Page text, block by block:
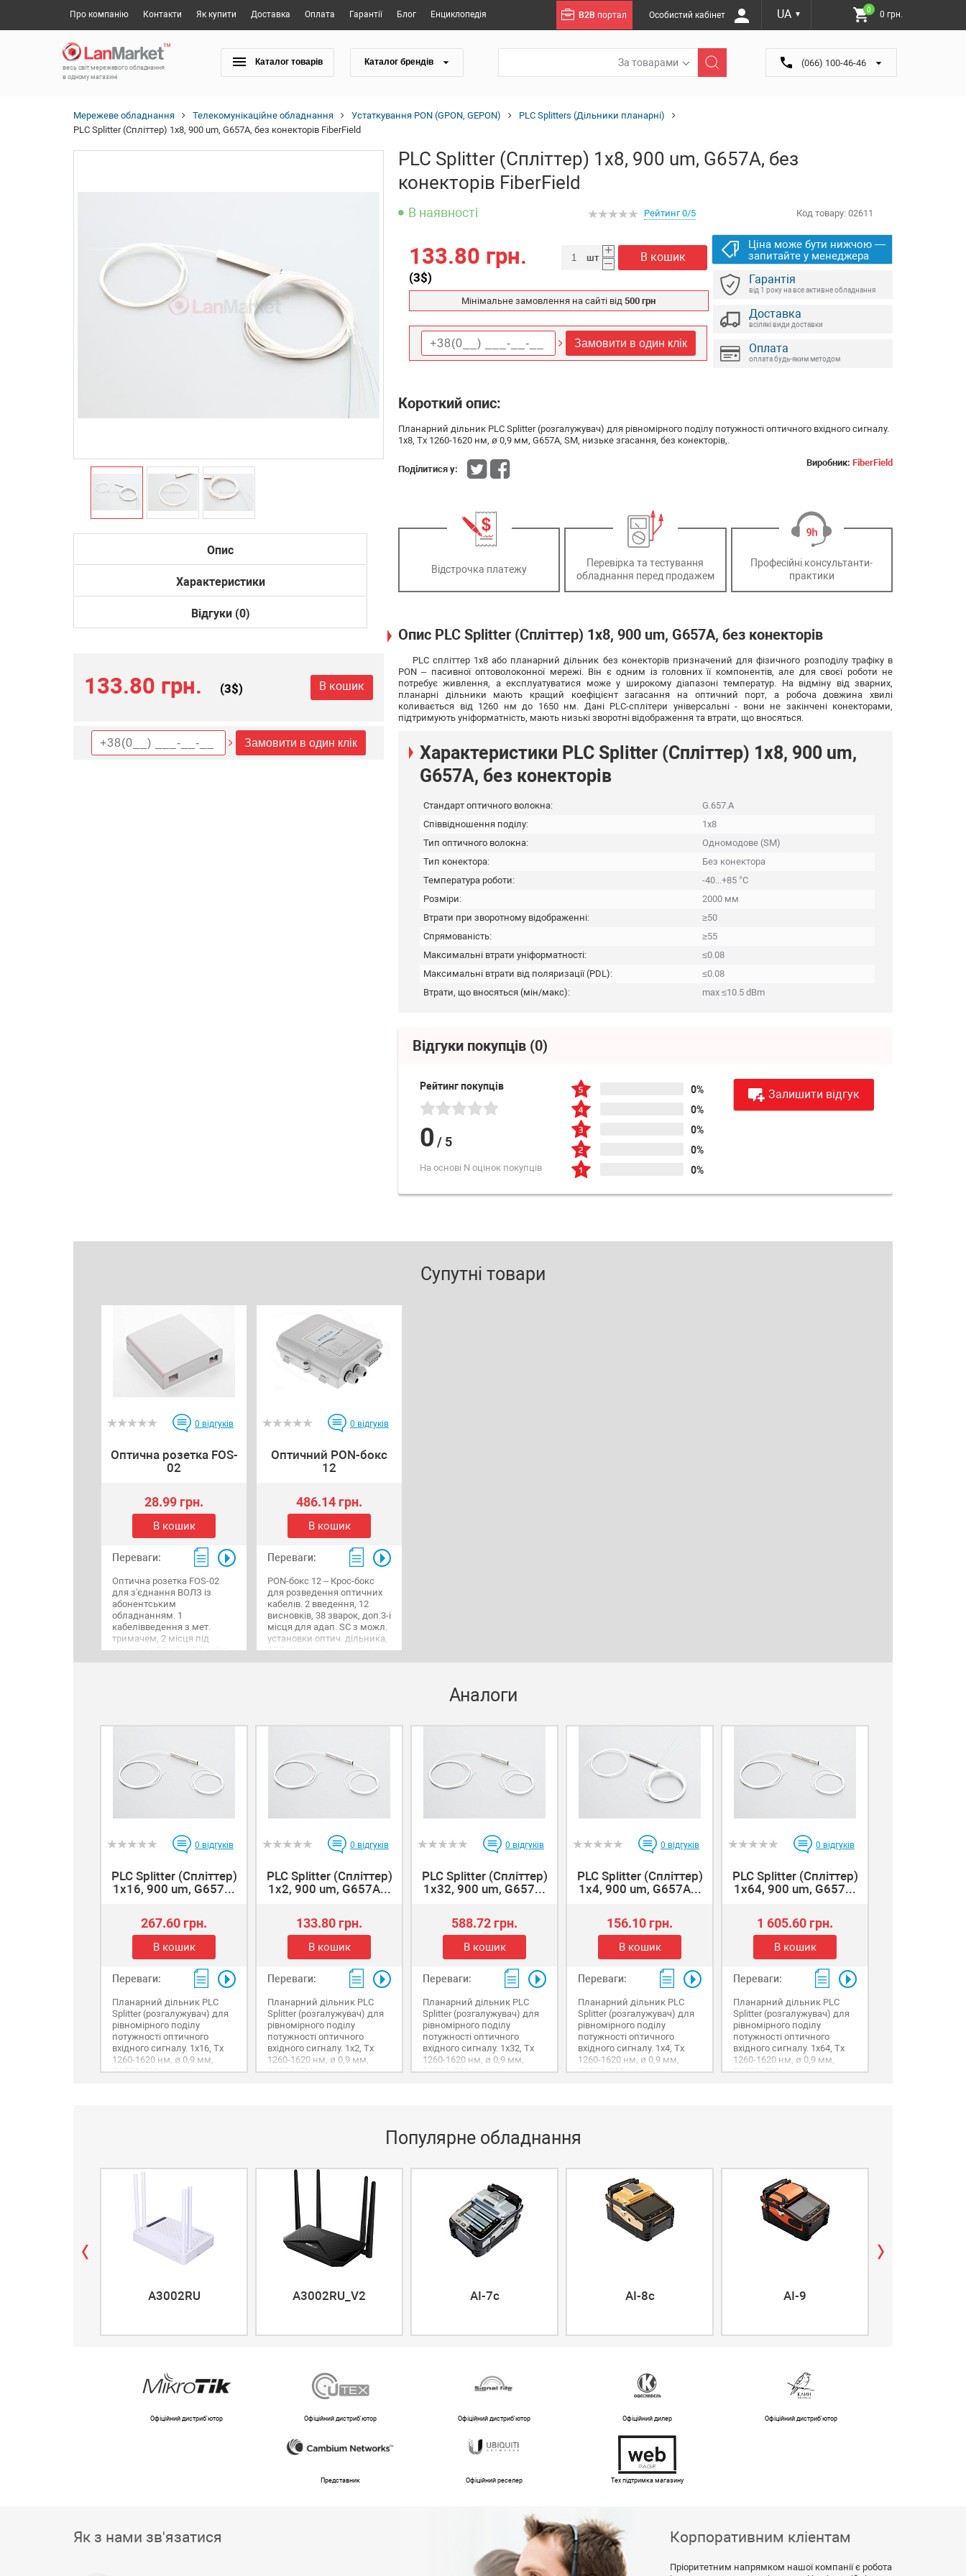
Про компанію Контакти Як купити Доставка Оплата Гарантії Блог Енциклопедія B2B портал Особистий кабінет UA ▼
0 0 грн.
весь світ мережевого обладнання
в одному магазині
Каталог товарів Каталог брендів За товарами (066) 100-46-46
Мережеве обладнання Телекомунікаційне обладнання Устаткування PON (GPON, GEPON)
PLC Splitters (Дільники планарні)
PLC Splitter (Спліттер) 1x8, 900 um, G657A, без конекторів FiberField
Опис
Характеристики
Відгуки (0)
133.80 грн. (3$) В кошик
Замовити в один клік
PLC Splitter (Спліттер) 1x8, 900 um, G657A, без
конекторів FiberField
В наявності Код товару: 02611
Рейтинг 0/5
133.80 грн.
(3$)
+
–
В кошик
шт
Мінімальне замовлення на сайті від500 грн
Замовити в один клік
Ціна може бути нижчою —
запитайте у менеджера
Гарантія
від 1 року на все активне обладнання
Доставка
всілякі види доставки
Оплата
оплата будь-яким методом
Короткий опис:
Планарний дільник PLC Splitter (розгалужувач) для рівномірного поділу потужності оптичного вхідного сигналу.
1х8, Tx 1260-1620 нм, ø 0,9 мм, G657A, SM, низьке згасання, без конекторів,.
Виробник: FiberField
Поділитися у:
Відстрочка платежу
Перевірка та тестування
обладнання перед продажем
Професійні консультанти-
практики
Опис PLC Splitter (Спліттер) 1x8, 900 um, G657A, без конекторів
PLC спліттер 1х8 або планарний дільник без конекторівпризначений для фізичного розподілу трафіку в
PON – пасивної оптоволоконної мережі. Він є одним із головних її компонентів, але для своєї роботи не
потребує живлення, а експлуатуватися може у широкому діапазоні температур. На відміну від зварних,
планарні дільники мають кращий коефіцієнт загасання на оптичний порт, а робоча довжина хвилі
коливається від 1260 нм до 1650 нм. Дані PLC-сплітери універсальні - вони не закінчені конекторами,
підтримують уніформатність, мають низькі зворотні відображення та втрати, що вносяться.
Характеристики PLC Splitter (Спліттер) 1x8, 900 um,
G657A, без конекторів
Стандарт оптичного волокна:
G.657.A
Співвідношення поділу:
1x8
Тип оптичного волокна:
Одномодове (SM)
Тип конектора:
Без конектора
Температура роботи:
-40...+85 °C
Розміри:
2000 мм
Втрати при зворотному відображенні:
≥50
Спрямованість:
≥55
Максимальні втрати уніформатності:
≤0.08
Максимальні втрати від поляризації (PDL):
≤0.08
Втрати, що вносяться (мін/макс):
max ≤10.5 dBm
Відгуки покупців (0)
Рейтинг покупців
0 / 5
На основі N оцінок покупців
0%
0%
0%
0%
0%
Залишити відгук
Супутні товари
0 відгуків
Оптична розетка FOS-
02
28.99 грн.
В кошик
Переваги:
Оптична розетка FOS-02
для з'єднання ВОЛЗ із
абонентським
обладнанням. 1
кабелівведення з мет.
тримачем, 2 місця під
адаптери SC або LC Duplex,
0 відгуків
Оптичний PON-бокс
12
486.14 грн.
В кошик
Переваги:
PON-бокс 12 – Крос-бокс
для розведення оптичних
кабелів. 2 введення, 12
висновків, 38 зварок, доп.3-і
місця для адап. SC з можл.
установки оптич. дільника,
ABS пластик, кришка на
Аналоги
0 відгуків
PLC Splitter (Спліттер)
1x16, 900 um, G657...
267.60 грн.
В кошик
Переваги:
Планарний дільник PLC
Splitter (розгалужувач) для
рівномірного поділу
потужності оптичного
вхідного сигналу. 1х16, Tx
1260-1620 нм, ø 0,9 мм,
G657A, SM, низьке
0 відгуків
PLC Splitter (Спліттер)
1x2, 900 um, G657A...
133.80 грн.
В кошик
Переваги:
Планарний дільник PLC
Splitter (розгалужувач) для
рівномірного поділу
потужності оптичного
вхідного сигналу. 1х2, Tx
1260-1620 нм, ø 0,9 мм,
G657A, SM, низьке
0 відгуків
PLC Splitter (Спліттер)
1x32, 900 um, G657...
588.72 грн.
В кошик
Переваги:
Планарний дільник PLC
Splitter (розгалужувач) для
рівномірного поділу
потужності оптичного
вхідного сигналу. 1х32, Tx
1260-1620 нм, ø 0,9 мм,
G657A, SM, низьке
0 відгуків
PLC Splitter (Спліттер)
1x4, 900 um, G657A...
156.10 грн.
В кошик
Переваги:
Планарний дільник PLC
Splitter (розгалужувач) для
рівномірного поділу
потужності оптичного
вхідного сигналу. 1х4, Tx
1260-1620 нм, ø 0,9 мм,
G657A, SM, низьке
0 відгуків
PLC Splitter (Спліттер)
1x64, 900 um, G657...
1 605.60 грн.
В кошик
Переваги:
Планарний дільник PLC
Splitter (розгалужувач) для
рівномірного поділу
потужності оптичного
вхідного сигналу. 1х64, Tx
1260-1620 нм, ø 0,9 мм,
G657A, SM, низьке
Популярне обладнання
A3002RU A3002RU_V2 AI-7c AI-8c AI-9
Офіційний дистриб'ютор Офіційний дистриб'ютор Офіційний дистриб'ютор Офіційний дилер Офіційний дистриб'ютор
Представник Офіційний реселер Тех підтримка магазину
Як з нами зв'язатися Корпоративним кліентам
Пріоритетним напрямком нашої компанії є робота